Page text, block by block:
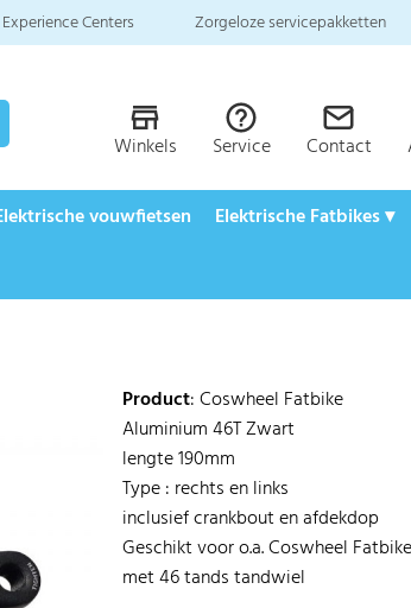
Centers Zorgeloze servicepakketten
Winkels Service Contact
vouwfietsen Elektrische Fatbikes ▾
Product: Coswheel Fatbike
Aluminium 46T Zwart
lengte 190mm
Type : rechts en links
inclusief crankbout en afdekdop
Geschikt voor o.a. Coswheel
met 46 tands tandwiel